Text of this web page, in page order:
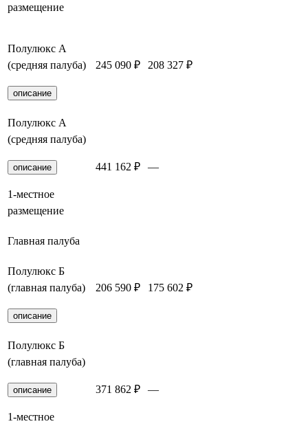
размещение
Полулюкс А
(средняя палуба)
описание
245 090 ₽ 208 327 ₽
Полулюкс А
(средняя палуба)
описание
1-местное
размещение
441 162 ₽ —
Главная палуба
Полулюкс Б
(главная палуба)
описание
206 590 ₽ 175 602 ₽
Полулюкс Б
(главная палуба)
описание
1-местное
371 862 ₽ —